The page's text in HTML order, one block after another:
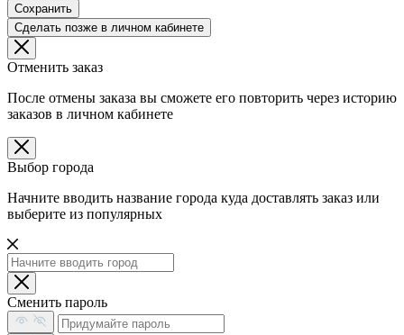
Сохранить
Сделать позже в личном кабинете
Отменить заказ
После отмены заказа вы сможете его повторить через историю
заказов в личном кабинете
Выбор города
Начните вводить название города куда доставлять заказ или
выберите из популярных
Сменить пароль